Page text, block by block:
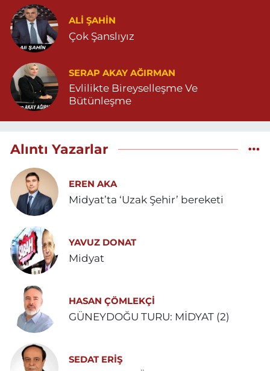
ALI ŞAHİN
Çok Şanslıyız
SERAP AKAY AĞIRMAN
Evlilikte Bireyselleşme Ve
Bütünleşme
Alıntı Yazarlar
EREN AKA
Midyat’ta ‘Uzak Şehir’ bereketi
YAVUZ DONAT
Midyat
HASAN ÇÖMLEKÇİ
GÜNEYDOĞU TURU: MİDYAT (2)
SEDAT ERİŞ